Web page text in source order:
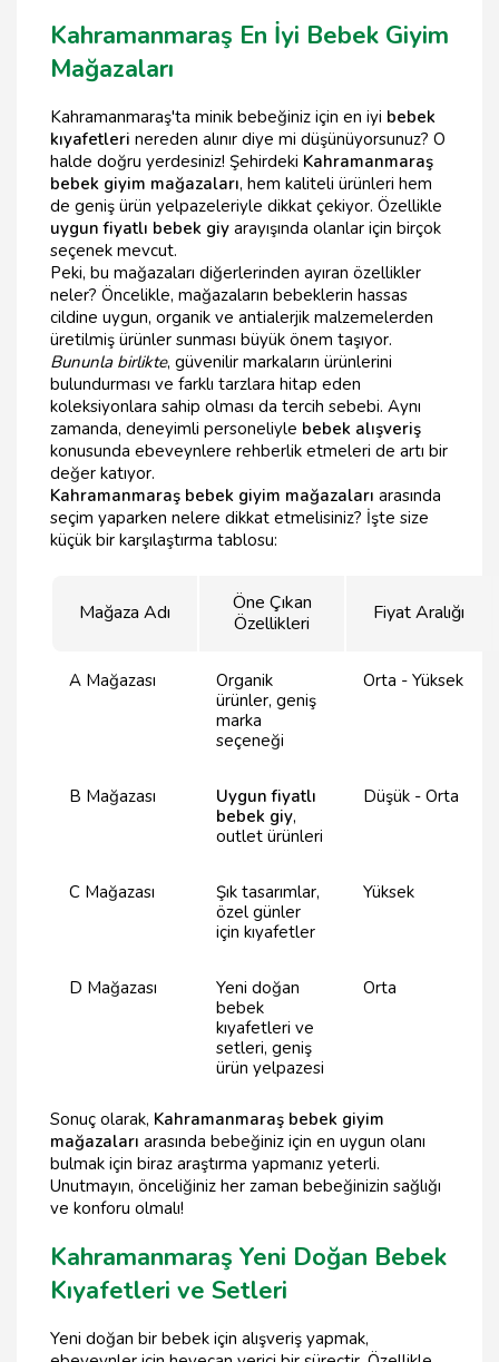
Kahramanmaraş En İyi Bebek Giyim
Mağazaları
Kahramanmaraş'ta minik bebeğiniz için en iyi bebek
kıyafetleri nereden alınır diye mi düşünüyorsunuz? O
halde doğru yerdesiniz! Şehirdeki Kahramanmaraş
bebek giyim mağazaları, hem kaliteli ürünleri hem
de geniş ürün yelpazeleriyle dikkat çekiyor. Özellikle
uygun fiyatlı bebek giy arayışında olanlar için birçok
seçenek mevcut.
Peki, bu mağazaları diğerlerinden ayıran özellikler
neler? Öncelikle, mağazaların bebeklerin hassas
cildine uygun, organik ve antialerjik malzemelerden
üretilmiş ürünler sunması büyük önem taşıyor.
Bununla birlikte, güvenilir markaların ürünlerini
bulundurması ve farklı tarzlara hitap eden
koleksiyonlara sahip olması da tercih sebebi. Aynı
zamanda, deneyimli personeliyle bebek alışveriş
konusunda ebeveynlere rehberlik etmeleri de artı bir
değer katıyor.
Kahramanmaraş bebek giyim mağazaları arasında
seçim yaparken nelere dikkat etmelisiniz? İşte size
küçük bir karşılaştırma tablosu:
Mağaza Adı
Öne Çıkan
Özellikleri
Fiyat Aralığı
A Mağazası
Organik
ürünler, geniş
marka
seçeneği
Orta - Yüksek
B Mağazası
Uygun fiyatlı
bebek giy,
outlet ürünleri
Düşük - Orta
C Mağazası
Şık tasarımlar,
özel günler
için kıyafetler
Yüksek
D Mağazası
Yeni doğan
bebek
kıyafetleri ve
setleri, geniş
ürün yelpazesi
Orta
Sonuç olarak, Kahramanmaraş bebek giyim
mağazaları arasında bebeğiniz için en uygun olanı
bulmak için biraz araştırma yapmanız yeterli.
Unutmayın, önceliğiniz her zaman bebeğinizin sağlığı
ve konforu olmalı!
Kahramanmaraş Yeni Doğan Bebek
Kıyafetleri ve Setleri
Yeni doğan bir bebek için alışveriş yapmak,